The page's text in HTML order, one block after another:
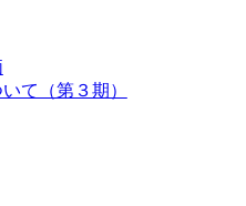
て（第３期）